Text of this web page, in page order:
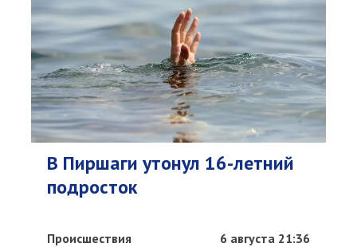
В Пиршаги утонул 16-летний
подросток
Происшествия 6 августа 21:36